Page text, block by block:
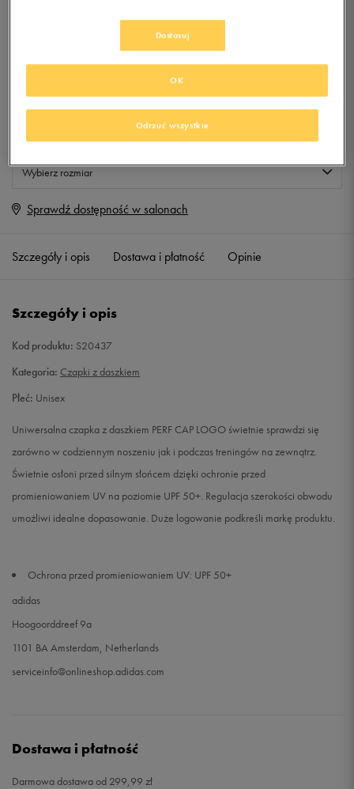
KLUBIE 50 STYLE
Produkt niedostępny
Jeśli artykuł będzie ponownie dostępny, otrzymasz od nas powiadomienie.
Wybierz rozmiar
S\M Powiadom o dostępności
L Powiadom o dostępności
Sprawdź dostępność w salonach
Szczegóły i opis Dostawa i płatność Opinie
Szczegóły i opis
Kod produktu: S20437
Kategoria: Czapki z daszkiem
Płeć: Unisex
Uniwersalna czapka z daszkiem PERF CAP LOGO świetnie sprawdzi się
zarówno w codziennym noszeniu jak i podczas treningów na zewnątrz.
Świetnie osłoni przed silnym słońcem dzięki ochronie przed
promieniowaniem UV na poziomie UPF 50+. Regulacja szerokości obwodu
umożliwi idealne dopasowanie. Duże logowanie podkreśli markę produktu.
Ochrona przed promieniowaniem UV: UPF 50+
adidas
Hoogoorddreef 9a
1101 BA Amsterdam, Netherlands
serviceinfo@onlineshop.adidas.com
Dostawa i płatność
Darmowa dostawa od 299,99 zł
Dostosuj
Odrzuć wszystkie
OK